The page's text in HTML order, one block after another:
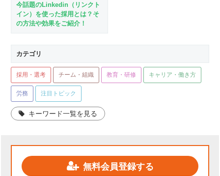
今話題のLinkedin（リンクト
イン）を使った採用とは？そ
の方法や効果をご紹介！
カテゴリ
採用・選考 チーム・組織 教育・研修 キャリア・働き方
労務 注目トピック
キーワード一覧を見る
無料会員登録する